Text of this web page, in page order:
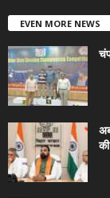
EVEN MORE NEWS